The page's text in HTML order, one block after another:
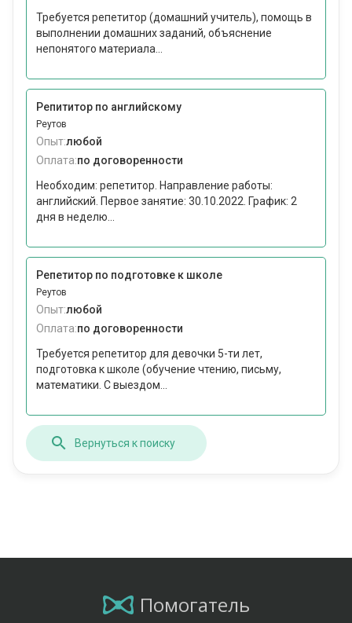
Требуется репетитор (домашний учитель), помощь в
выполнении домашних заданий, объяснение
непонятого материала...
Репититор по английскому
Реутов
Опыт:любой
Оплата:по договоренности
Необходим: репетитор. Направление работы:
английский. Первое занятие: 30.10.2022. График: 2
дня в неделю...
Репетитор по подготовке к школе
Реутов
Опыт:любой
Оплата:по договоренности
Требуется репетитор для девочки 5-ти лет,
подготовка к школе (обучение чтению, письму,
математики. С выездом...
Вернуться к поиску
Помогатель